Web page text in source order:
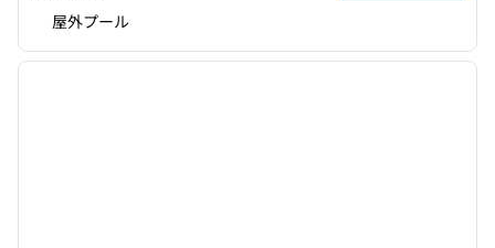
屋外プール
1/12
1/12
次の